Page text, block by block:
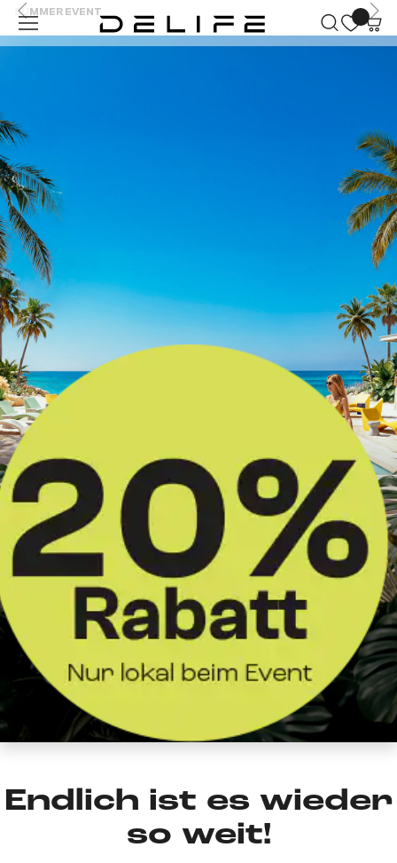
Zum Hauptinhalt springen
SUMMER EVENT
DELIFE
Design
Summer
Endlich ist es wieder
so weit!